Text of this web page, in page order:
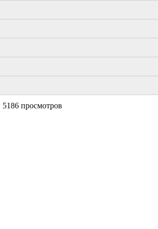
5186 просмотров